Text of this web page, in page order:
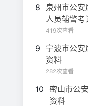
8
泉州市公安
人员辅警考
419次查看
9
宁波市公安
资料
282次查看
10
密山市公
资料